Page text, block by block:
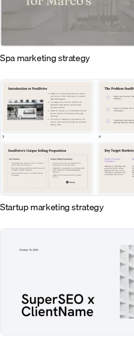
Spa marketing strategy
Startup marketing strategy